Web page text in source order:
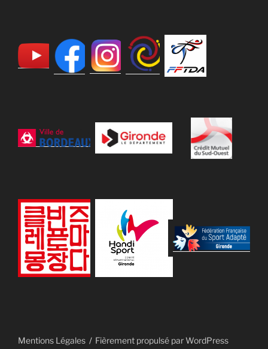
Mentions Légales Fièrement propulsé par WordPress